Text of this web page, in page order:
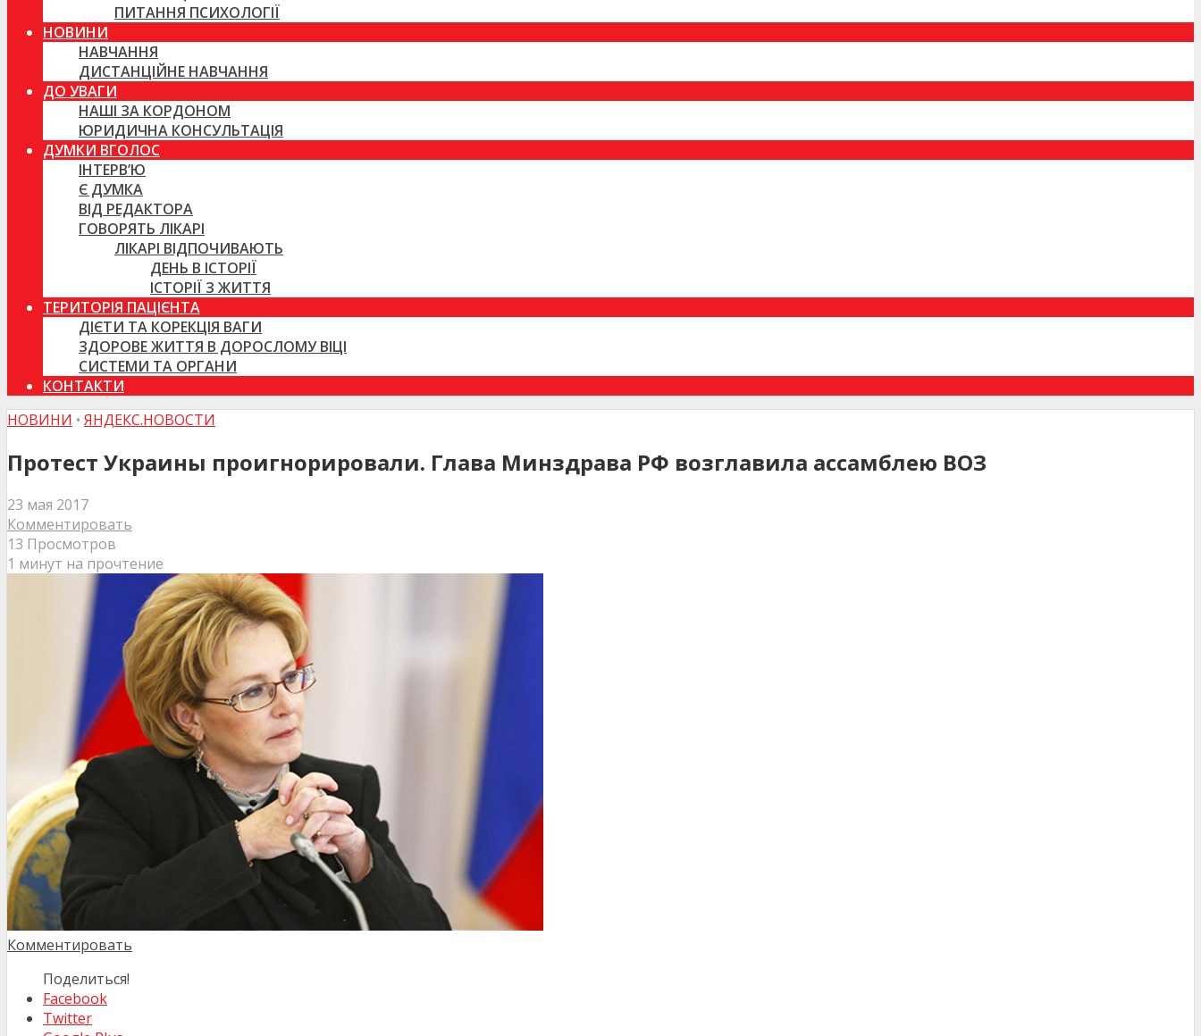
ПИТАННЯ ПСИХОЛОГІЇ
НОВИНИ
НАВЧАННЯ
ДИСТАНЦІЙНЕ НАВЧАННЯ
ДО УВАГИ
НАШІ ЗА КОРДОНОМ
ЮРИДИЧНА КОНСУЛЬТАЦІЯ
ДУМКИ ВГОЛОС
ІНТЕРВ’Ю
Є ДУМКА
ВІД РЕДАКТОРА
ГОВОРЯТЬ ЛІКАРІ
ЛІКАРІ ВІДПОЧИВАЮТЬ
ДЕНЬ В ІСТОРІЇ
ІСТОРІЇ З ЖИТТЯ
ТЕРИТОРІЯ ПАЦІЄНТА
ДІЄТИ ТА КОРЕКЦІЯ ВАГИ
ЗДОРОВЕ ЖИТТЯ В ДОРОСЛОМУ ВІЦІ
СИСТЕМИ ТА ОРГАНИ
КОНТАКТИ
НОВИНИ • ЯНДЕКС.НОВОСТИ
Протест Украины проигнорировали. Глава Минздрава РФ возглавила ассамблею ВОЗ
23 мая 2017
Комментировать
13 Просмотров
1 минут на прочтение
Комментировать
Поделиться!
Facebook
Twitter